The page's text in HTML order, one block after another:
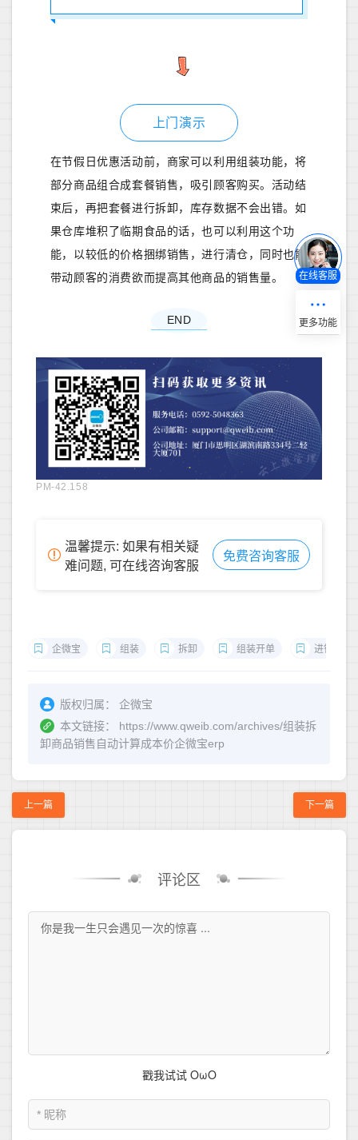
上门演示
在节假日优惠活动前，商家可以利用组装功能，将
部分商品组合成套餐销售，吸引顾客购买。活动结
束后，再把套餐进行拆卸，库存数据不会出错。如
果仓库堆积了临期食品的话，也可以利用这个功
能，以较低的价格捆绑销售，进行清仓，同时也能
带动顾客的消费欲而提高其他商品的销售量。
END
PM-42.158
温馨提示: 如果有相关疑
难问题, 可在线咨询客服
免费咨询客服
企微宝 组装 拆卸 组装开单 进销存
版权归属：
企微宝
本文链接：
https://www.qweib.com/archives/组装拆
卸商品销售自动计算成本价企微宝erp
上一篇 下一篇
评论区
在线客服